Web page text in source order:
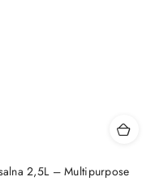
2,5L – Multipurpose